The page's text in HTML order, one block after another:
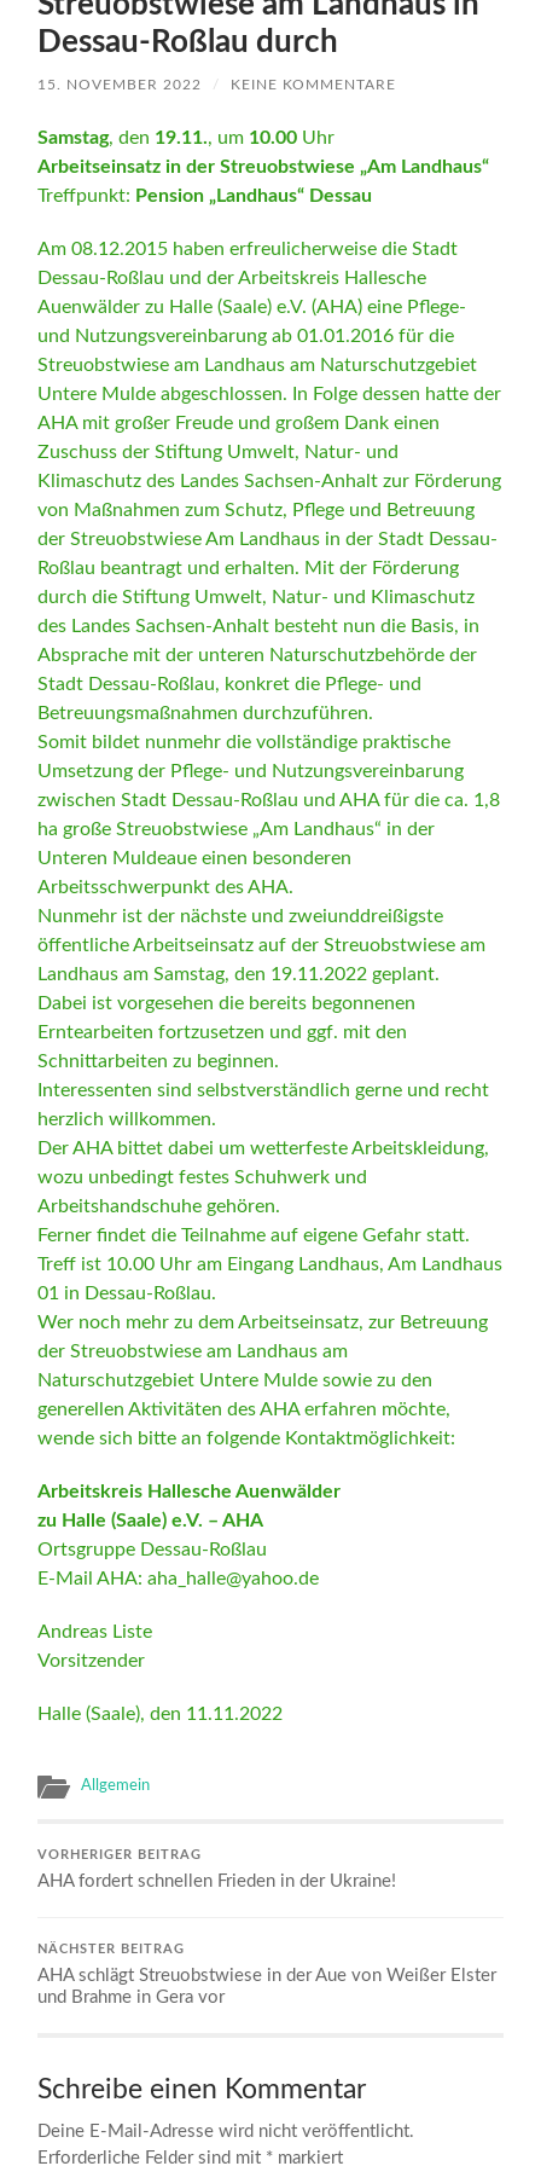
Dessau-Roßlau durch
15. NOVEMBER 2022 / KEINE KOMMENTARE
Samstag, den 19.11., um 10.00 Uhr
Arbeitseinsatz in der Streuobstwiese „Am Landhaus“
Treffpunkt: Pension „Landhaus“ Dessau
Am 08.12.2015 haben erfreulicherweise die Stadt
Dessau-Roßlau und der Arbeitskreis Hallesche
Auenwälder zu Halle (Saale) e.V. (AHA) eine Pflege-
und Nutzungsvereinbarung ab 01.01.2016 für die
Streuobstwiese am Landhaus am Naturschutzgebiet
Untere Mulde abgeschlossen. In Folge dessen hatte der
AHA mit großer Freude und großem Dank einen
Zuschuss der Stiftung Umwelt, Natur- und
Klimaschutz des Landes Sachsen-Anhalt zur Förderung
von Maßnahmen zum Schutz, Pflege und Betreuung
der Streuobstwiese Am Landhaus in der Stadt Dessau-
Roßlau beantragt und erhalten. Mit der Förderung
durch die Stiftung Umwelt, Natur- und Klimaschutz
des Landes Sachsen-Anhalt besteht nun die Basis, in
Absprache mit der unteren Naturschutzbehörde der
Stadt Dessau-Roßlau, konkret die Pflege- und
Betreuungsmaßnahmen durchzuführen.
Somit bildet nunmehr die vollständige praktische
Umsetzung der Pflege- und Nutzungsvereinbarung
zwischen Stadt Dessau-Roßlau und AHA für die ca. 1,8
ha große Streuobstwiese „Am Landhaus“ in der
Unteren Muldeaue einen besonderen
Arbeitsschwerpunkt des AHA.
Nunmehr ist der nächste und zweiunddreißigste
öffentliche Arbeitseinsatz auf der Streuobstwiese am
Landhaus am Samstag, den 19.11.2022 geplant.
Dabei ist vorgesehen die bereits begonnenen
Erntearbeiten fortzusetzen und ggf. mit den
Schnittarbeiten zu beginnen.
Interessenten sind selbstverständlich gerne und recht
herzlich willkommen.
Der AHA bittet dabei um wetterfeste Arbeitskleidung,
wozu unbedingt festes Schuhwerk und
Arbeitshandschuhe gehören.
Ferner findet die Teilnahme auf eigene Gefahr statt.
Treff ist 10.00 Uhr am Eingang Landhaus, Am Landhaus
01 in Dessau-Roßlau.
Wer noch mehr zu dem Arbeitseinsatz, zur Betreuung
der Streuobstwiese am Landhaus am
Naturschutzgebiet Untere Mulde sowie zu den
generellen Aktivitäten des AHA erfahren möchte,
wende sich bitte an folgende Kontaktmöglichkeit:
Arbeitskreis Hallesche Auenwälder
zu Halle (Saale) e.V. – AHA
Ortsgruppe Dessau-Roßlau
E-Mail AHA: aha_halle@yahoo.de
Andreas Liste
Vorsitzender
Halle (Saale), den 11.11.2022
Allgemein
VORHERIGER BEITRAG
AHA fordert schnellen Frieden in der Ukraine!
NÄCHSTER BEITRAG
AHA schlägt Streuobstwiese in der Aue von Weißer Elster
und Brahme in Gera vor
Schreibe einen Kommentar
Deine E-Mail-Adresse wird nicht veröffentlicht.
Erforderliche Felder sind mit * markiert